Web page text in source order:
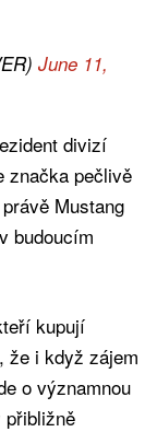
June 11,
divizí
značka pečlivě
Mustang
budoucím
kupují
že i když zájem
o významnou